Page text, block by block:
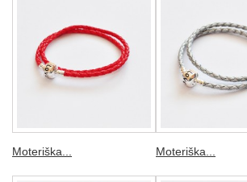
Moteriška... Moteriška...